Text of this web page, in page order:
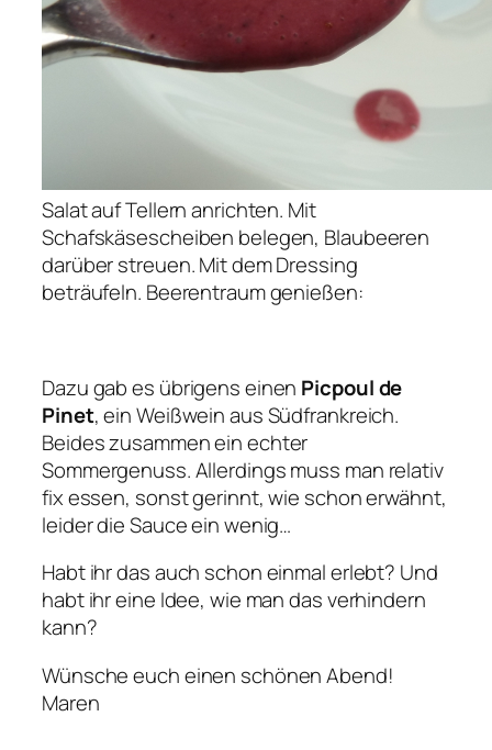
Salat auf Tellern anrichten. Mit
Schafskäsescheiben belegen, Blaubeeren
darüber streuen. Mit dem Dressing
beträufeln. Beerentraum genießen:
Dazu gab es übrigens einen Picpoul de
Pinet, ein Weißwein aus Südfrankreich.
Beides zusammen ein echter
Sommergenuss. Allerdings muss man relativ
fix essen, sonst gerinnt, wie schon erwähnt,
leider die Sauce ein wenig…
Habt ihr das auch schon einmal erlebt? Und
habt ihr eine Idee, wie man das verhindern
kann?
Wünsche euch einen schönen Abend!
Maren